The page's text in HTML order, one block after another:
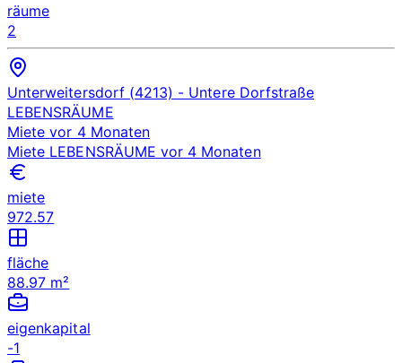
räume
2
Unterweitersdorf (4213) - Untere Dorfstraße
LEBENSRÄUME
Miete vor 4 Monaten
Miete LEBENSRÄUME vor 4 Monaten
miete
972.57
fläche
88.97 m²
eigenkapital
-1